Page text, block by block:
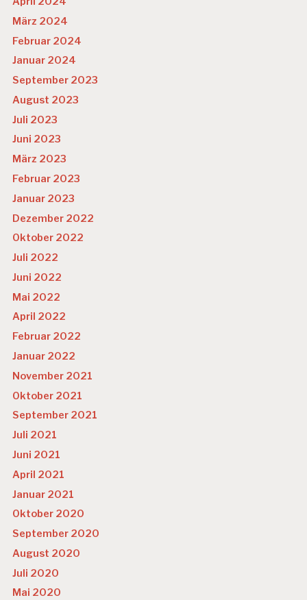
März 2024
Februar 2024
Januar 2024
September 2023
August 2023
Juli 2023
Juni 2023
März 2023
Februar 2023
Januar 2023
Dezember 2022
Oktober 2022
Juli 2022
Juni 2022
Mai 2022
April 2022
Februar 2022
Januar 2022
November 2021
Oktober 2021
September 2021
Juli 2021
Juni 2021
April 2021
Januar 2021
Oktober 2020
September 2020
August 2020
Juli 2020
Mai 2020